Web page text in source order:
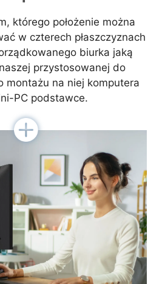
którego położenie można
w czterech płaszczyznach
biurka jaką
przystosowanej do
montażu na niej komputera
PC podstawce.